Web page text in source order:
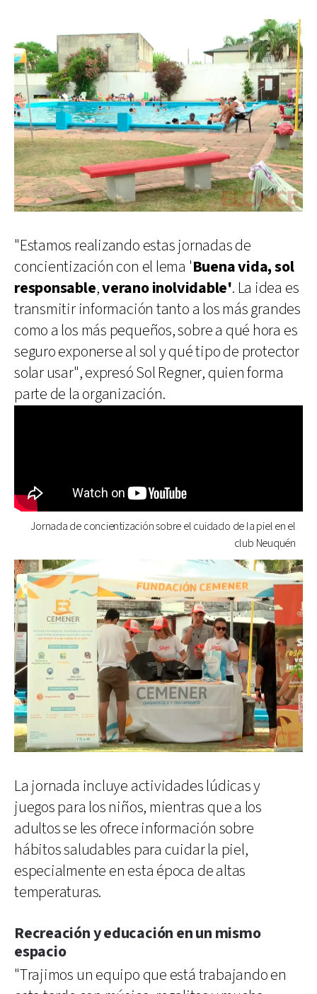
"Estamos realizando estas jornadas de
concientización con el lema 'Buena vida, sol
responsable,verano inolvidable'. La idea es
transmitir información tanto a los más grandes
como a los más pequeños, sobre a qué hora es
seguro exponerse al sol y qué tipo de protector
solar usar", expresó Sol Regner, quien forma
parte de la organización.
Jornada de concientización sobre el cuidado de la piel en el
club Neuquén
La jornada incluye actividades lúdicas y
juegos para los niños, mientras que a los
adultos se les ofrece información sobre
hábitos saludables para cuidar la piel,
especialmente en esta época de altas
temperaturas.
Recreación y educación en un mismo
espacio
"Trajimos un equipo que está trabajando en